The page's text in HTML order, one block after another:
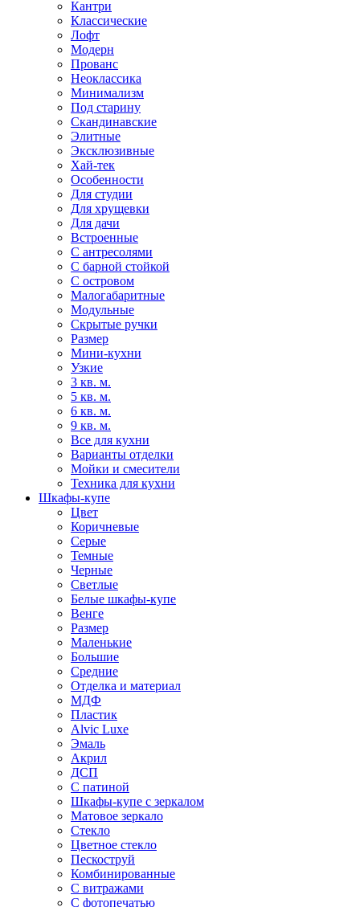
Кантри
Классические
Лофт
Модерн
Прованс
Неоклассика
Минимализм
Под старину
Скандинавские
Элитные
Эксклюзивные
Хай-тек
Особенности
Для студии
Для хрущевки
Для дачи
Встроенные
С антресолями
С барной стойкой
С островом
Малогабаритные
Модульные
Скрытые ручки
Размер
Мини-кухни
Узкие
3 кв. м.
5 кв. м.
6 кв. м.
9 кв. м.
Все для кухни
Варианты отделки
Мойки и смесители
Техника для кухни
Шкафы-купе
Цвет
Коричневые
Серые
Темные
Черные
Светлые
Белые шкафы-купе
Венге
Размер
Маленькие
Большие
Средние
Отделка и материал
МДФ
Пластик
Alvic Luxe
Эмаль
Акрил
ДСП
С патиной
Шкафы-купе с зеркалом
Матовое зеркало
Стекло
Цветное стекло
Пескоструй
Комбинированные
С витражами
С фотопечатью